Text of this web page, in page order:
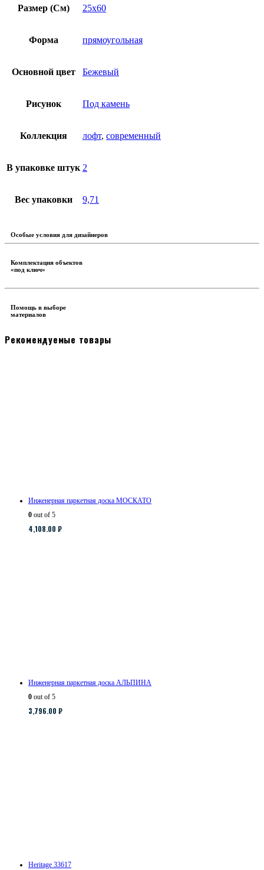
Размер (См) 25х60
Форма прямоугольная
Основной цвет Бежевый
Рисунок Под камень
Коллекция лофт, современный
В упаковке штук 2
Вес упаковки 9,71
Особые условия для дизайнеров
Комплектация объектов
«под ключ»
Помощь в выборе
материалов
Рекомендуемые товары
Инженерная паркетная доска МОСКАТО
0 out of 5
4,108.00 ₽
Инженерная паркетная доска АЛЬПИНА
0 out of 5
3,796.00 ₽
Heritage 33617